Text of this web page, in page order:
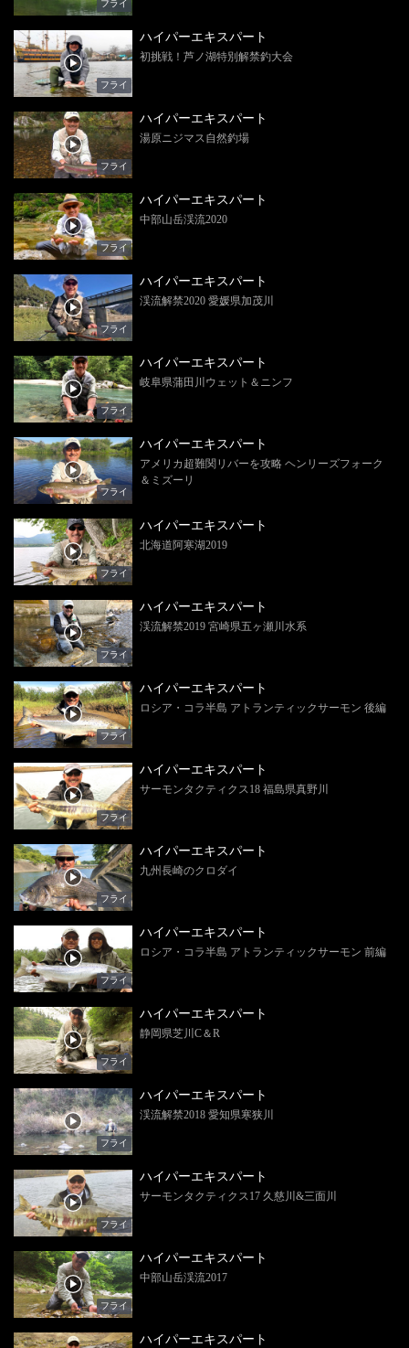
フライ
フライ
ハイパーエキスパート
初挑戦！芦ノ湖特別解禁釣大会
フライ
ハイパーエキスパート
湯原ニジマス自然釣場
フライ
ハイパーエキスパート
中部山岳渓流2020
フライ
ハイパーエキスパート
渓流解禁2020 愛媛県加茂川
フライ
ハイパーエキスパート
岐阜県蒲田川ウェット＆ニンフ
フライ
ハイパーエキスパート
アメリカ超難関リバーを攻略 ヘンリーズフォーク
＆ミズーリ
フライ
ハイパーエキスパート
北海道阿寒湖2019
フライ
ハイパーエキスパート
渓流解禁2019 宮崎県五ヶ瀬川水系
フライ
ハイパーエキスパート
ロシア・コラ半島 アトランティックサーモン 後編
フライ
ハイパーエキスパート
サーモンタクティクス18 福島県真野川
フライ
ハイパーエキスパート
九州長崎のクロダイ
フライ
ハイパーエキスパート
ロシア・コラ半島 アトランティックサーモン 前編
フライ
ハイパーエキスパート
静岡県芝川C＆R
フライ
ハイパーエキスパート
渓流解禁2018 愛知県寒狭川
フライ
ハイパーエキスパート
サーモンタクティクス17 久慈川&三面川
フライ
ハイパーエキスパート
中部山岳渓流2017
ハイパーエキスパート